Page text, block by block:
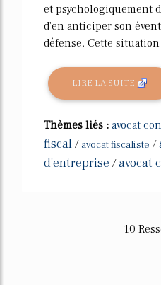
et psychologiquement
d'en anticiper son
défense. Cette situation
LIRE LA SUITE
Thèmes liés : avocat
fiscal / avocat fiscaliste /
d'entreprise /avocat
10